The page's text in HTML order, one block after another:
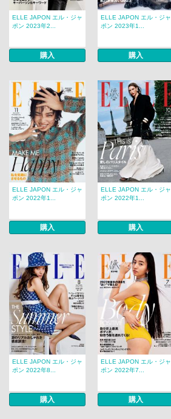
ELLE JAPON エル・ジャ
ポン 2023年2...
購入
ELLE JAPON エル・ジャ
ポン 2023年1...
購入
ELLE JAPON エル・ジャ
ポン 2022年1...
購入
ELLE JAPON エル・ジャ
ポン 2022年1...
購入
ELLE JAPON エル・ジャ
ポン 2022年8...
購入
ELLE JAPON エル・ジャ
ポン 2022年7...
購入